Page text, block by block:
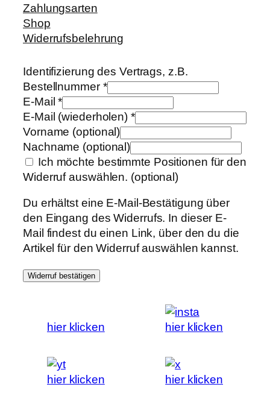
Zahlungsarten
Shop
Widerrufsbelehrung
Identifizierung des Vertrags, z.B.
Bestellnummer *
E-Mail*
E-Mail (wiederholen) *
Vorname (optional)
Nachname (optional)
Ich möchte bestimmte Positionen für den
Widerruf auswählen. (optional)
Du erhältst eine E-Mail-Bestätigung über
den Eingang des Widerrufs. In dieser E-
Mail findest du einen Link, über den du die
Artikel für den Widerruf auswählen kannst.
Widerruf bestätigen
hier klicken hier klicken
hier klicken hier klicken